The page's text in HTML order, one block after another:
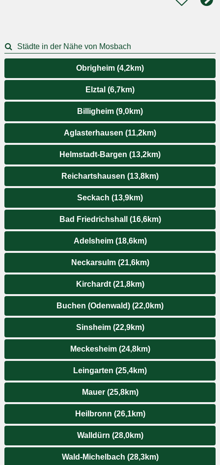
Städte in der Nähe von Mosbach
Obrigheim (4,2km)
Elztal (6,7km)
Billigheim (9,0km)
Aglasterhausen (11,2km)
Helmstadt-Bargen (13,2km)
Reichartshausen (13,8km)
Seckach (13,9km)
Bad Friedrichshall (16,6km)
Adelsheim (18,6km)
Neckarsulm (21,6km)
Kirchardt (21,8km)
Buchen (Odenwald) (22,0km)
Sinsheim (22,9km)
Meckesheim (24,8km)
Leingarten (25,4km)
Mauer (25,8km)
Heilbronn (26,1km)
Walldürn (28,0km)
Wald-Michelbach (28,3km)